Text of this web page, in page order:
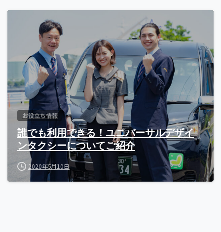
お役立ち情報
誰でも利用できる！ユニバーサルデザイ
ンタクシーについてご紹介
2020年5月10日